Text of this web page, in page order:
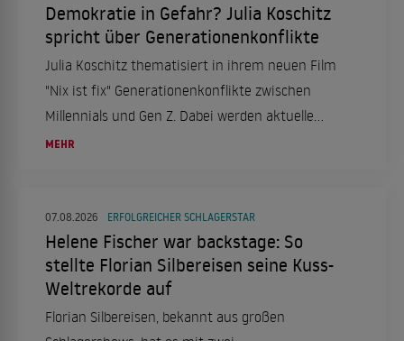
Demokratie in Gefahr? Julia Koschitz
spricht über Generationenkonflikte
Julia Koschitz thematisiert in ihrem neuen Film
"Nix ist fix" Generationenkonflikte zwischen
Millennials und Gen Z. Dabei werden aktuelle
gesellschaftliche und politische Themen
MEHR
07.08.2026 ERFOLGREICHER SCHLAGERSTAR
Helene Fischer war backstage: So
stellte Florian Silbereisen seine Kuss-
Weltrekorde auf
Florian Silbereisen, bekannt aus großen